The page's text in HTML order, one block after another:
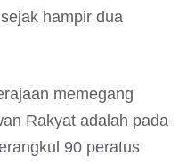
hampir dua
memegang
Rakyat adalah pada
90 peratus